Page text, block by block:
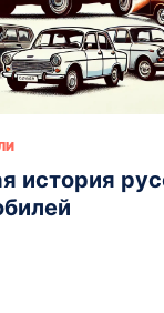
история